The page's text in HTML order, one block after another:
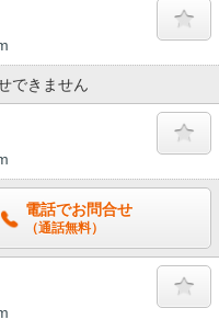
できません
電話でお問合せ
（通話無料）